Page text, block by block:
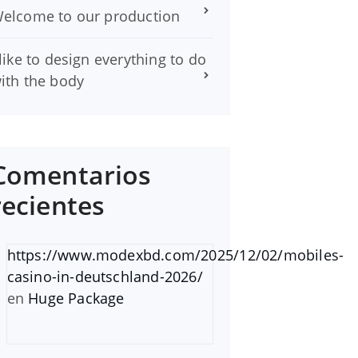
to our production
to design everything to do
the body
https://www.modexbd.com/2025/12/02/mobiles-
casino-in-deutschland-2026/
en Huge Package